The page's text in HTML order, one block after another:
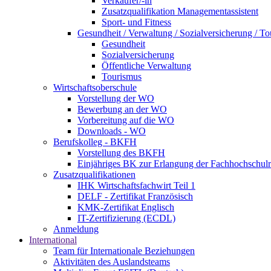
Zusatzqualifikation Managementassistent
Sport- und Fitness
Gesundheit / Verwaltung / Sozialversicherung /
Gesundheit
Sozialversicherung
Öffentliche Verwaltung
Tourismus
Wirtschaftsoberschule
Vorstellung der WO
Bewerbung an der WO
Vorbereitung auf die WO
Downloads - WO
Berufskolleg - BKFH
Vorstellung des BKFH
Einjähriges BK zur Erlangung der
Zusatzqualifikationen
IHK Wirtschaftsfachwirt Teil 1
DELF - Zertifikat Französisch
KMK-Zertifikat Englisch
IT-Zertifizierung (ECDL)
Anmeldung
International
Team für Internationale Beziehungen
Aktivitäten des Auslandsteams